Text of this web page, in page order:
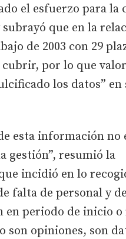
el esfuerzo para la
subrayó que en la
de 2003 con 29
por lo que
los datos” en
esta información no
gestión”, resumió la
incidió en lo
falta de personal y
en periodo de inicio o
son opiniones, son